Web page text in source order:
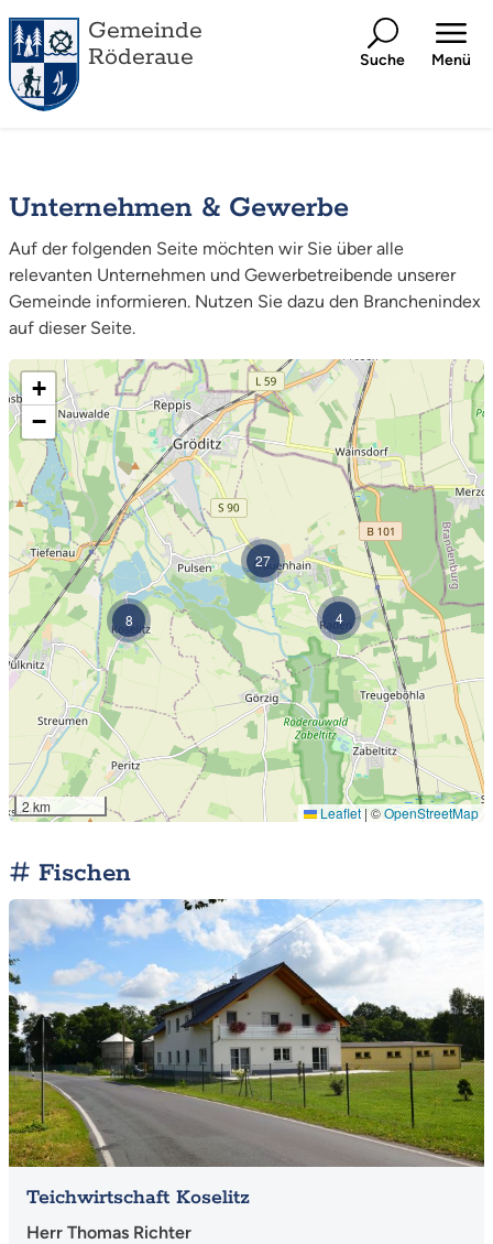
Gemeinde
Röderaue
Suche Menü
Unternehmen & Gewerbe
Auf der folgenden Seite möchten wir Sie über alle
relevanten Unternehmen und Gewerbetreibende unserer
Gemeinde informieren. Nutzen Sie dazu den Branchenindex
auf dieser Seite.
4
8
27
+
−
2 km Leaflet | ©OpenStreetMap
Fischen
Teichwirtschaft Koselitz
Herr Thomas Richter